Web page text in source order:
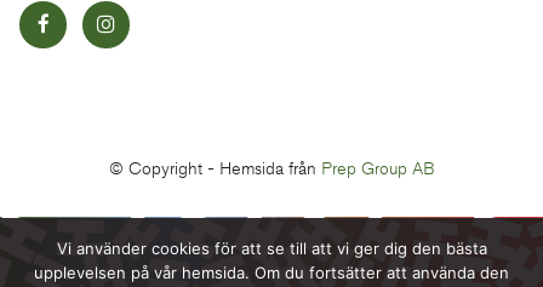
© Copyright - Hemsida från Prep Group AB
Vi använder cookies för att se till att vi ger dig den bästa
upplevelsen på vår hemsida. Om du fortsätter att använda den